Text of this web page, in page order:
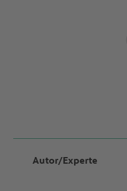
Autor/Experte